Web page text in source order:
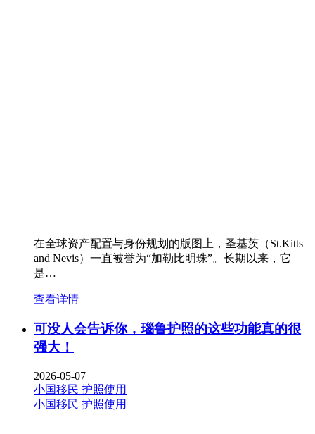
在全球资产配置与身份规划的版图上，圣基茨（St.Kitts
and Nevis）一直被誉为“加勒比明珠”。长期以来，它
是…
查看详情
可没人会告诉你，瑙鲁护照的这些功能真的很
强大！
2026-05-07
小国移民 护照使用
小国移民 护照使用